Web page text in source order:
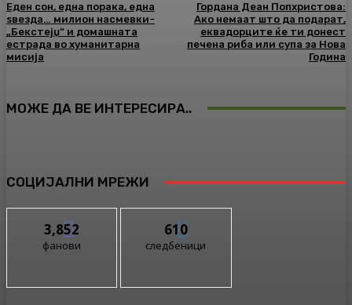
Еден сон, една порака, една
ѕвезда… милион насмевки-
„Бекстејџ“ и домашната
естрада во хуманитарна
мисија
Гордана Деан Попхристова:
Ако немаат што да подарат,
еквадорците ќе ти донест
печена риба или супа за Нова
Година
МОЖЕ ДА ВЕ ИНТЕРЕСИРА..
СОЦИЈАЛНИ МРЕЖИ
3,852
фанови
610
следбеници